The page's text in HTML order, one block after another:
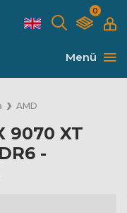
0
Menü
AMD
9070 XT
-